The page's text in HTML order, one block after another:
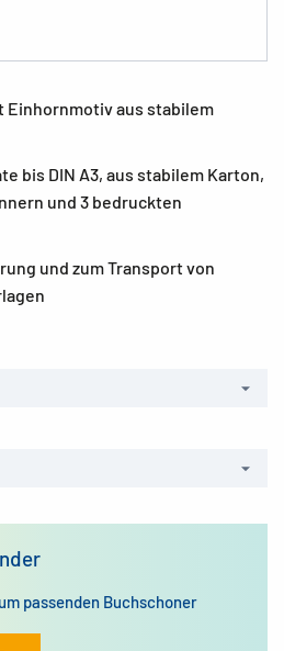
Einhornmotiv aus stabilem
bis DIN A3, aus stabilem Karton,
und 3 bedruckten
und zum Transport von
passenden Buchschoner